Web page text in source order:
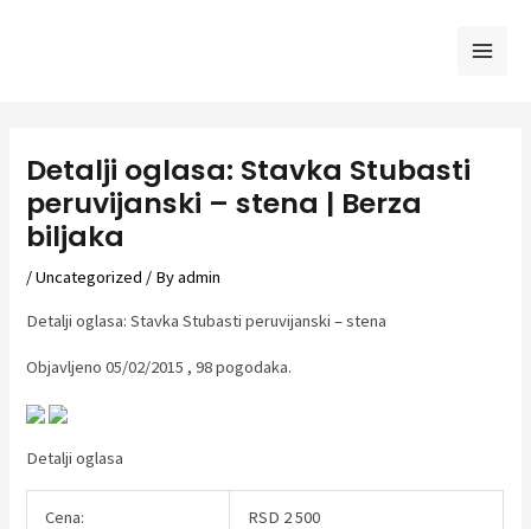
Detalji oglasa: Stavka Stubasti
peruvijanski – stena | Berza
biljaka
/Uncategorized / Byadmin
Detalji oglasa: Stavka Stubasti peruvijanski – stena
Objavljeno 05/02/2015 , 98 pogodaka.
Detalji oglasa
Cena: RSD 2 500